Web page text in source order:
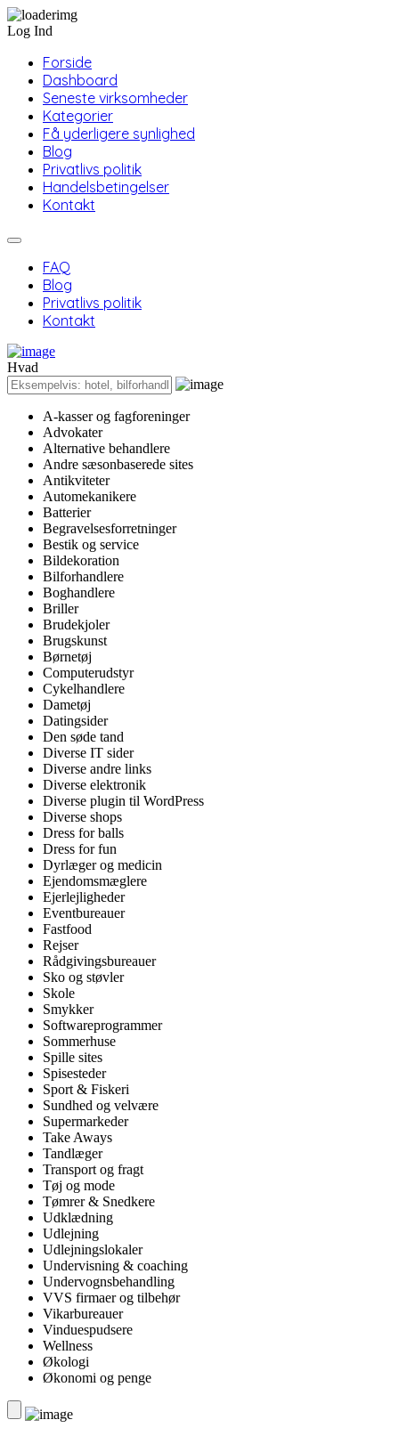
Log Ind
Forside
Dashboard
Seneste virksomheder
Kategorier
Få yderligere synlighed
Blog
Privatlivs politik
Handelsbetingelser
Kontakt
FAQ
Blog
Privatlivs politik
Kontakt
Hvad
A-kasser og fagforeninger
Advokater
Alternative behandlere
Andre sæsonbaserede sites
Antikviteter
Automekanikere
Batterier
Begravelsesforretninger
Bestik og service
Bildekoration
Bilforhandlere
Boghandlere
Briller
Brudekjoler
Brugskunst
Børnetøj
Computerudstyr
Cykelhandlere
Dametøj
Datingsider
Den søde tand
Diverse IT sider
Diverse andre links
Diverse elektronik
Diverse plugin til WordPress
Diverse shops
Dress for balls
Dress for fun
Dyrlæger og medicin
Ejendomsmæglere
Ejerlejligheder
Eventbureauer
Fastfood
Rejser
Rådgivingsbureauer
Sko og støvler
Skole
Smykker
Softwareprogrammer
Sommerhuse
Spille sites
Spisesteder
Sport & Fiskeri
Sundhed og velvære
Supermarkeder
Take Aways
Tandlæger
Transport og fragt
Tøj og mode
Tømrer & Snedkere
Udklædning
Udlejning
Udlejningslokaler
Undervisning & coaching
Undervognsbehandling
VVS firmaer og tilbehør
Vikarbureauer
Vinduespudsere
Wellness
Økologi
Økonomi og penge